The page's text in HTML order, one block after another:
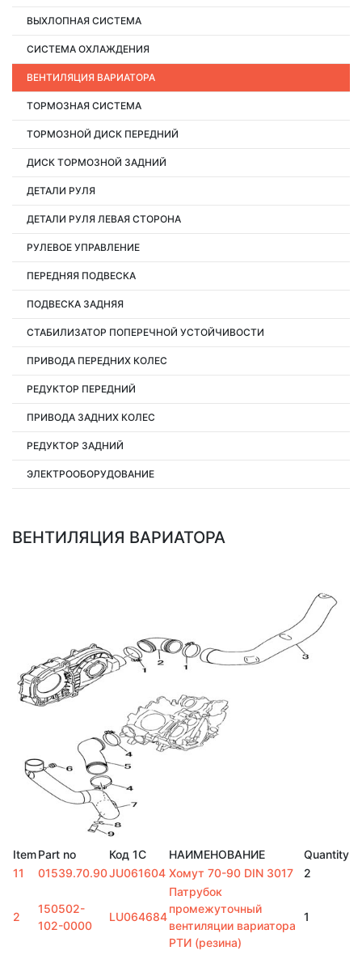
ВЫХЛОПНАЯ СИСТЕМА
СИСТЕМА ОХЛАЖДЕНИЯ
ВЕНТИЛЯЦИЯ ВАРИАТОРА
ТОРМОЗНАЯ СИСТЕМА
ТОРМОЗНОЙ ДИСК ПЕРЕДНИЙ
ДИСК ТОРМОЗНОЙ ЗАДНИЙ
ДЕТАЛИ РУЛЯ
ДЕТАЛИ РУЛЯ ЛЕВАЯ СТОРОНА
РУЛЕВОЕ УПРАВЛЕНИЕ
ПЕРЕДНЯЯ ПОДВЕСКА
ПОДВЕСКА ЗАДНЯЯ
СТАБИЛИЗАТОР ПОПЕРЕЧНОЙ УСТОЙЧИВОСТИ
ПРИВОДА ПЕРЕДНИХ КОЛЕС
РЕДУКТОР ПЕРЕДНИЙ
ПРИВОДА ЗАДНИХ КОЛЕС
РЕДУКТОР ЗАДНИЙ
ЭЛЕКТРООБОРУДОВАНИЕ
ВЕНТИЛЯЦИЯ ВАРИАТОРА
ItemPart no Код 1С НАИМЕНОВАНИЕ
Quantity
11 01539.70.90JU061604 Хомут 70-90 DIN 3017 2
2
150502-
102-0000
LU064684
Патрубок
промежуточный
вентиляции вариатора
РТИ (резина)
1